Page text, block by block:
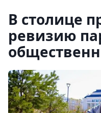
В столице
ревизию